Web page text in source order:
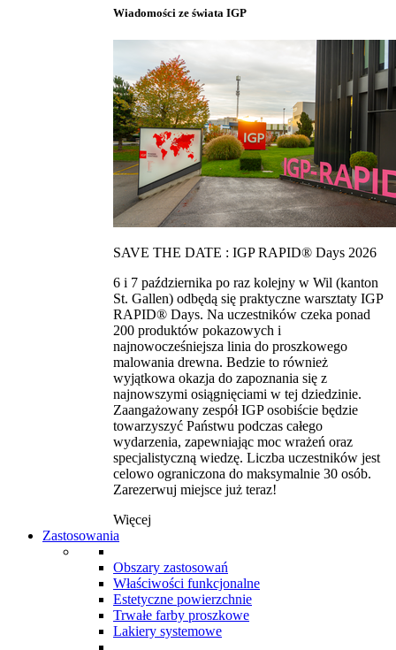
Wiadomości ze świata IGP
SAVE THE DATE : IGP RAPID® Days 2026
6 i 7 października po raz kolejny w Wil (kanton
St. Gallen) odbędą się praktyczne warsztaty IGP
RAPID® Days. Na uczestników czeka ponad
200 produktów pokazowych i
najnowocześniejsza linia do proszkowego
malowania drewna. Bedzie to również
wyjątkowa okazja do zapoznania się z
najnowszymi osiągnięciami w tej dziedzinie.
Zaangażowany zespół IGP osobiście będzie
towarzyszyć Państwu podczas całego
wydarzenia, zapewniając moc wrażeń oraz
specjalistyczną wiedzę. Liczba uczestników jest
celowo ograniczona do maksymalnie 30 osób.
Zarezerwuj miejsce już teraz!
Więcej
Zastosowania
Obszary zastosowań
Właściwości funkcjonalne
Estetyczne powierzchnie
Trwałe farby proszkowe
Lakiery systemowe